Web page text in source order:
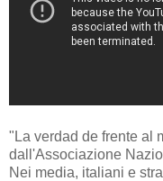
"La verdad de frente al
dall'Associazione
Nei media, italiani e